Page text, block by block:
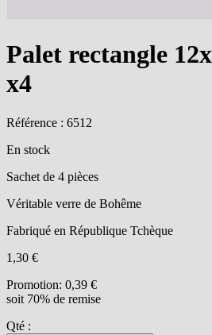
Palet rectangle
x4
Référence : 6512
En stock
Sachet de 4 pièces
Véritable verre de Bohême
Fabriqué en République Tchèque
1,30 €
Promotion: 0,39 €
soit 70% de remise
Qté :